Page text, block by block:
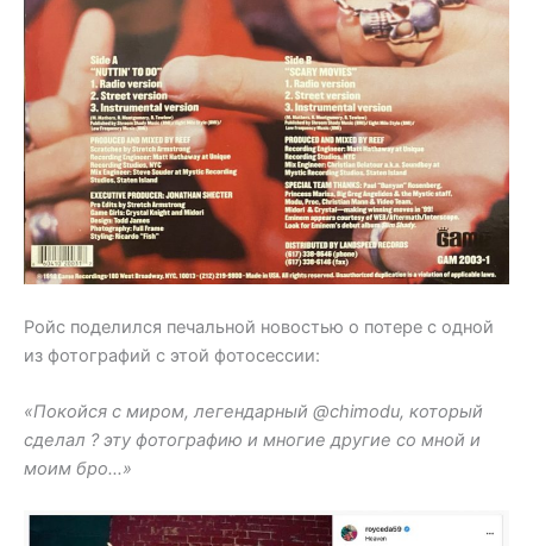
Ройс поделился печальной новостью о потере с одной
из фотографий с этой фотосессии:
«Покойся с миром, легендарный @chimodu, который
сделал ? эту фотографию и многие другие со мной и
моим бро…»